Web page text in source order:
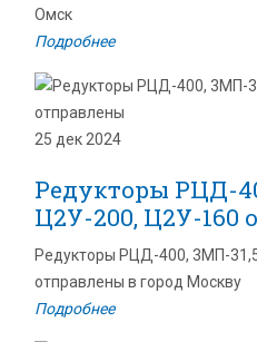
Омск
Подробнее
25 дек 2024
Редукторы РЦД-
Ц2У-200, Ц2У-160
Редукторы РЦД-400, 3МП-
отправлены в город Москву
Подробнее